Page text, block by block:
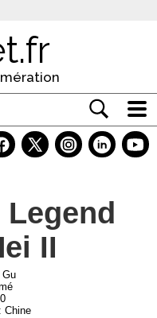
Legend
II
Gu
Chine